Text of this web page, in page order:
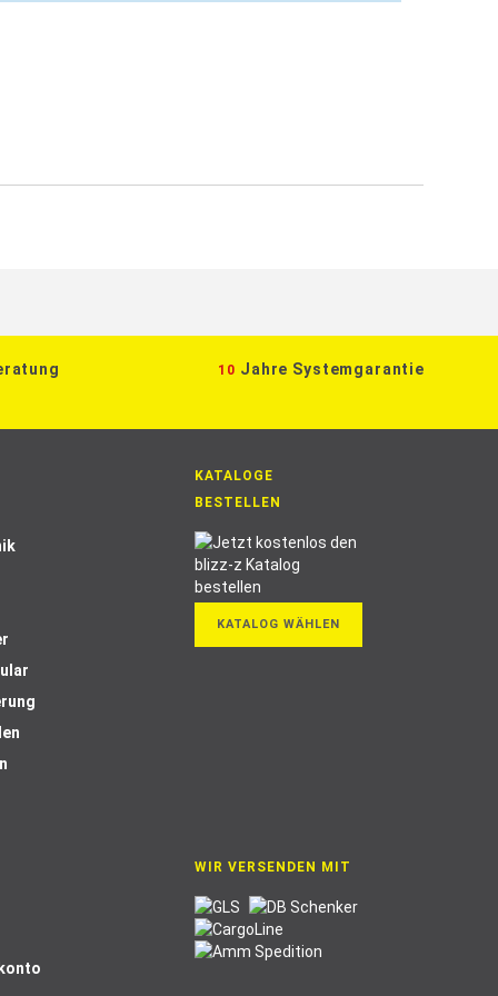
10 Jahre Systemgarantie
KATALOGE
BESTELLEN
KATALOG WÄHLEN
WIR VERSENDEN MIT